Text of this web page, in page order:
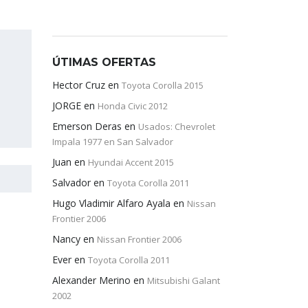
ÚTIMAS OFERTAS
Hector Cruz en Toyota Corolla 2015
JORGE en Honda Civic 2012
Emerson Deras en Usados: Chevrolet
Impala 1977 en San Salvador
Juan en Hyundai Accent 2015
Salvador en Toyota Corolla 2011
Hugo Vladimir Alfaro Ayala en Nissan
Frontier 2006
Nancy en Nissan Frontier 2006
Ever en Toyota Corolla 2011
Alexander Merino en Mitsubishi Galant
2002